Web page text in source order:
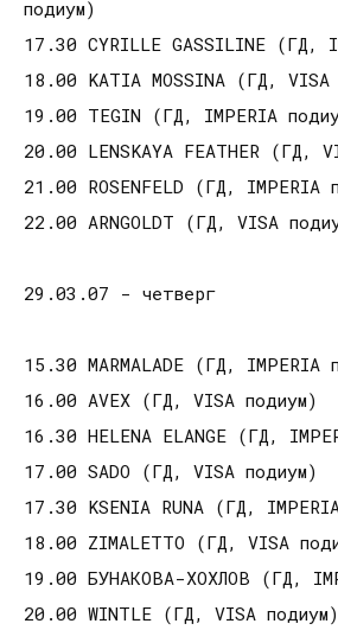
подиум)
17.30 CYRILLE GASSILINE (ГД,
18.00 KATIA MOSSINA (ГД, VISA
19.00 TEGIN (ГД, IMPERIA
20.00 LENSKAYA FEATHER (ГД,
21.00 ROSENFELD (ГД, IMPERIA
22.00 ARNGOLDT (ГД, VISA
29.03.07 - четверг
15.30 MARMALADE (ГД, IMPERIA
16.00 AVEX (ГД, VISA подиум)
16.30 HELENA ELANGE (ГД,
17.00 SADO (ГД, VISA подиум)
17.30 KSENIA RUNA (ГД,
18.00 ZIMALETTO (ГД, VISA
19.00 БУНАКОВА-ХОХЛОВ (ГД,
20.00 WINTLE (ГД, VISA подиум)